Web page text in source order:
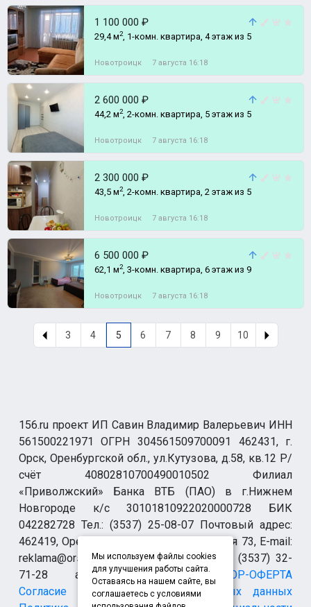
1 100 000 ₽
29,4 м2, 1-комн. квартира, 4 этаж из 5
Новотроицк 7 августа 16:18
2 600 000 ₽
44,2 м2, 2-комн. квартира, 5 этаж из 5
Новотроицк 7 августа 16:18
2 300 000 ₽
43,5 м2, 2-комн. квартира, 2 этаж из 5
Новотроицк 7 августа 16:18
6 500 000 ₽
62,1 м2, 3-комн. квартира, 6 этаж из 9
Новотроицк 7 августа 16:18
3 4 5 6 7 8 9 10
156.ru проект ИП Савин Владимир Валерьевич ИНН
561500221971 ОГРН 304561509700091 462431, г.
Орск, Оренбургской обл., ул.Кутузова, д.58, кв.12 Р/
счёт 40802810700490010502 Филиал
«Приволжский» Банка ВТБ (ПАО) в г.Нижнем
Новгороде к/с 30101810922020000728 БИК
042282728 Тел.: (3537) 25-08-07 Почтовый адрес:
462419, Оренбургская обл., г. Орск-19 а/я 73, E-mail:
reklama@orsk.ru ТЕЛЕФОН МОДЕРАЦИИ (3537) 32-
71-28 allsupport@orsk.ruДОГОВОР-ОФЕРТА
Согласие на обработку персональных данных
Мы используем файлы cookies
для улучшения работы сайта.
Оставаясь на нашем сайте, вы
соглашаетесь с условиями